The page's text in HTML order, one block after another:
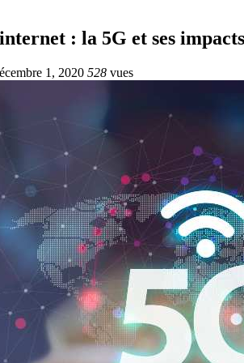
: la 5G et ses impacts
1, 2020 528 vues